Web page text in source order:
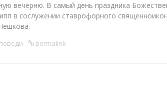
вечерню. В самый день праздника
в сослужении ставрофорного
permalink